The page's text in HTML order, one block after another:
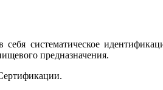
систематическое
предназначения.